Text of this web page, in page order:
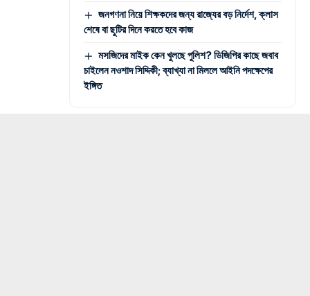
জনগণনা নিয়ে শিক্ষকদের জন্য রাজ্যের বড় নির্দেশ, ক্লাস
শেষে বা ছুটির দিনে করতে হবে কাজ
মসজিদের মাইক কেন খুলছে পুলিশ? ডিজিপির কাছে জবাব
চাইলেন নওশাদ সিদ্দিকী; ব্যাখ্যা না মিললে আইনি পদক্ষেপের
ইঙ্গিত